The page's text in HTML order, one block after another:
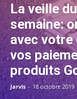
La veille
semaine:
avec votre
vos
produits
Jarvis - 18 octobre 2019